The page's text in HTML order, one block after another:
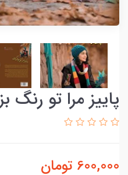
پاییز مرا تو رنگ
600,000 تومان